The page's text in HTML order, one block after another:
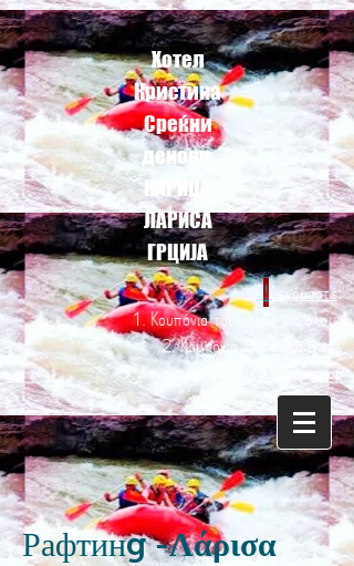
Хотел
Кристина
Среќни
денови
КАРИЦА
ЛАРИСА
ГРЦИЈА
!Δεχόμαστε:
1. Κουπόνια τουρισμός για όλους
2. Κουπόνια Θεσσαλία pass
3. Κουπόνια κοινωνικού τουρισμού
Рафтинg -Λάρισα